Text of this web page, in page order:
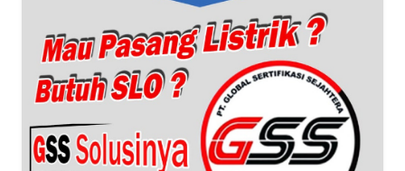
WN
RIAU
WN
SERAMBI